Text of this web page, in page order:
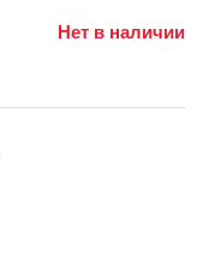
Нет в наличии